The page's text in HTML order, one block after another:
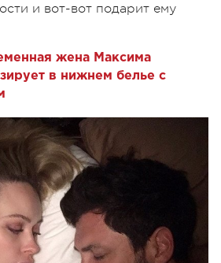
и вот-вот подарит ему
жена Максима
в нижнем белье с